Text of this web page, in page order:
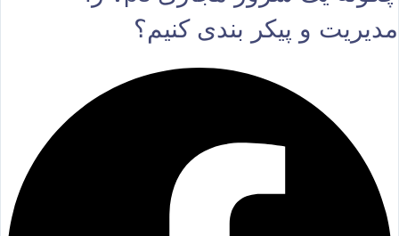
مدیریت و پیکر بندی کنیم؟